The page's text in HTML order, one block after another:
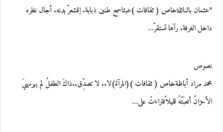
*عثمان بالنائلةخاص ( ثقافات )عبثاسمع طنين ذبابة. اِقشعرّ بدنه. أجال نظره
داخل الغرفة. رآها تستقرّ…
نصوص
محمد مراد أباظةخاص ( ثقافات )(المرآة)لا.. لا تصدِّق..ذاكَ الطفلُ لم يهرمهيَ
الأحزانُ أتعبَتْهُ قليلاًفتراءَتْ على…